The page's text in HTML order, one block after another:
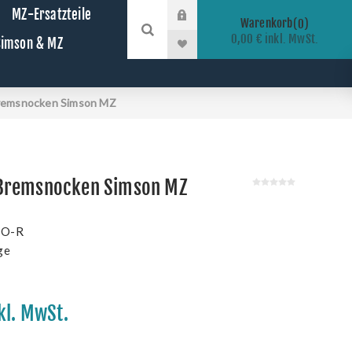
MZ-Ersatzteile
& MZ
Warenkorb 0
0,00 € inkl. MwSt.
Simson MZ
Simson MZ
R
MwSt.